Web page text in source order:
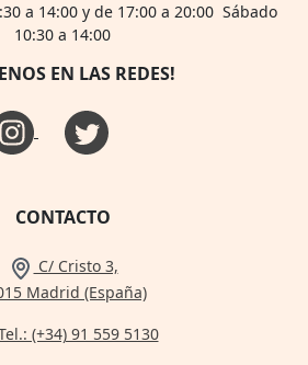
a 14:00 y de 17:00 a 20:00 Sábado
10:30 a 14:00
EN LAS REDES!
CONTACTO
C/ Cristo 3,
Madrid (España)
(+34) 91 559 5130